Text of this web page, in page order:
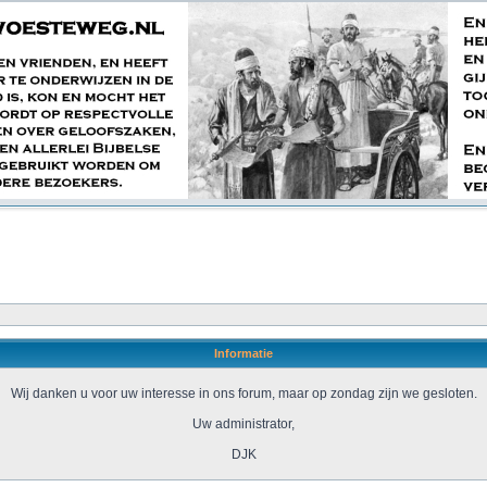
Informatie
Wij danken u voor uw interesse in ons forum, maar op zondag zijn we gesloten.
Uw administrator,
DJK